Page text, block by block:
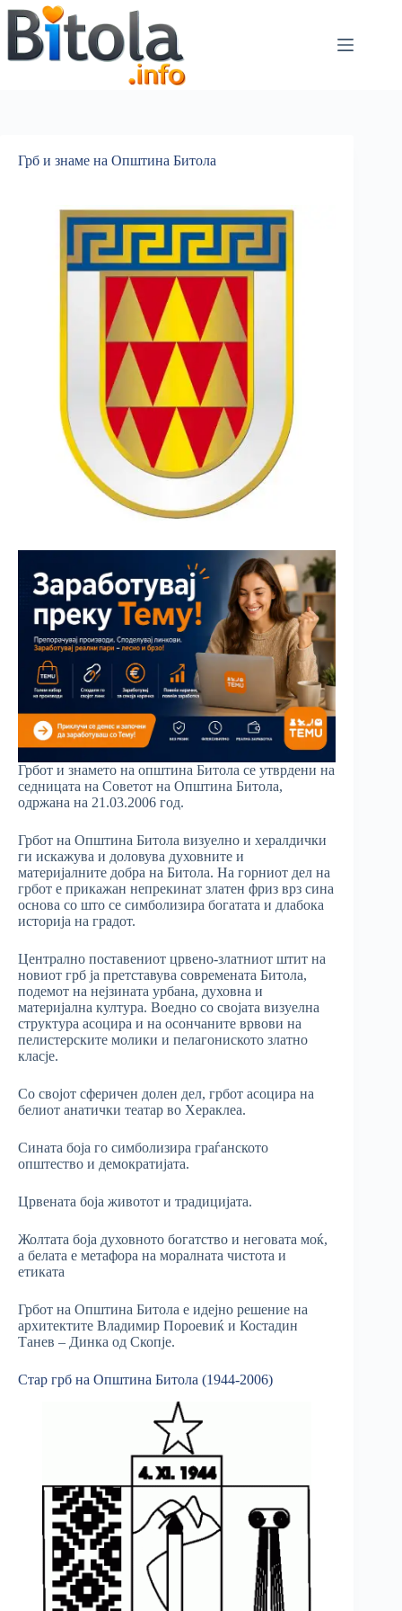
Грб и знаме на Општина Битола
Грбот и знамето на општина Битола се утврдени на
седницата на Советот на Општина Битола,
одржана на 21.03.2006 год.
Грбот на Општина Битола визуелно и хералдички
ги искажува и доловува духовните и
материјалните добра на Битола. На горниот дел на
грбот е прикажан непрекинат златен фриз врз сина
основа со што се симболизира богатата и длабока
историја на градот.
Централно поставениот црвено-златниот штит на
новиот грб ја претставува современата Битола,
подемот на нејзината урбана, духовна и
материјална култура. Воедно со својата визуелна
структура асоцира и на осончаните врвови на
пелистерските молики и пелагониското златно
класје.
Со својот сферичен долен дел, грбот асоцира на
белиот анатички театар во Хераклеа.
Сината боја го симболизира граѓанското
општество и демократијата.
Црвената боја животот и традицијата.
Жолтата боја духовното богатство и неговата моќ,
а белата е метафора на моралната чистота и
етиката
Грбот на Општина Битола е идејно решение на
архитектите Владимир Пороевиќ и Костадин
Танев – Динка од Скопје.
Стар грб на Општина Битола (1944-2006)